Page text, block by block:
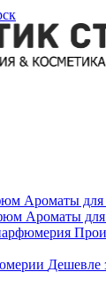
Ароматы для
Ароматы
Дешевле